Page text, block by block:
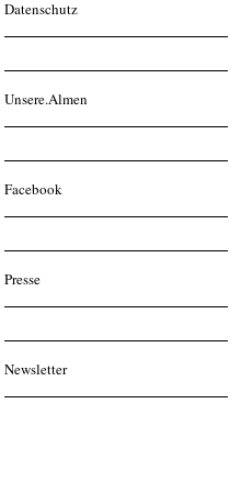
Datenschutz
Unsere.Almen
Facebook
Presse
Newsletter